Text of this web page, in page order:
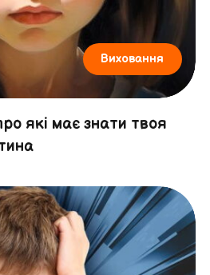
Виховання
які має знати твоя